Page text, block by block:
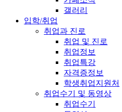
갤러리
입학/취업
취업과 진로
취업 및 진로
취업정보
취업특강
자격증정보
학생취업지원처
취업수기 및 동영상
취업수기